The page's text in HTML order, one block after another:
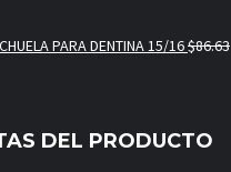
PARA DENTINA 15/16$86.63
DEL PRODUCTO